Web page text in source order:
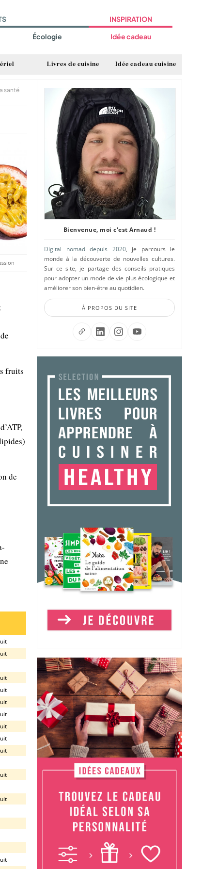
Écologie
INSPIRATION
Idée cadeau
Livres de cuisine Idée cadeau cuisine
santé
fruits
de
Bienvenue, moi c'est Arnaud !
Digital nomad depuis 2020, je parcours le
monde à la découverte de nouvelles cultures.
Sur ce site, je partage des conseils pratiques
pour adopter un mode de vie plus écologique et
améliorer son bien-être au quotidien.
À PROPOS DU SITE